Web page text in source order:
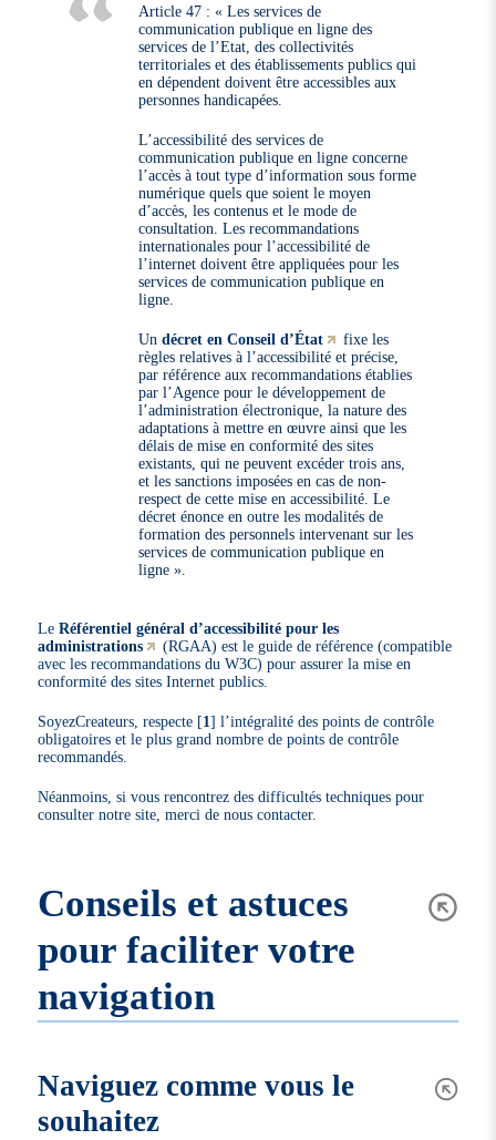
Article 47 : « Les services de
communication publique en ligne des
services de l’Etat, des collectivités
territoriales et des établissements publics qui
en dépendent doivent être accessibles aux
personnes handicapées.
L’accessibilité des services de
communication publique en ligne concerne
l’accès à tout type d’information sous forme
numérique quels que soient le moyen
d’accès, les contenus et le mode de
consultation. Les recommandations
internationales pour l’accessibilité de
l’internet doivent être appliquées pour les
services de communication publique en
ligne.
Undécret en Conseil d’État
fixe les
règles relatives à l’accessibilité et précise,
par référence aux recommandations établies
par l’Agence pour le développement de
l’administration électronique, la nature des
adaptations à mettre en œuvre ainsi que les
délais de mise en conformité des sites
existants, qui ne peuvent excéder trois ans,
et les sanctions imposées en cas de non-
respect de cette mise en accessibilité. Le
décret énonce en outre les modalités de
formation des personnels intervenant sur les
services de communication publique en
ligne ».
LeRéférentiel général d’accessibilité pour les
administrations
(RGAA) est le guide de référence (compatible
avec les recommandations du W3C) pour assurer la mise en
conformité des sites Internet publics.
SoyezCreateurs, respecte [1] l’intégralité des points de contrôle
obligatoires et le plus grand nombre de points de contrôle
recommandés.
Néanmoins, si vous rencontrez des difficultés techniques pour
consulter notre site, merci de nous contacter.
Conseils et astuces
pour faciliter votre
navigation
Naviguez comme vous le
souhaitez